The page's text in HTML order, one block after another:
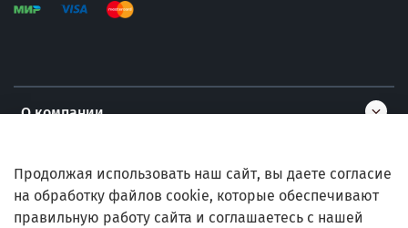
О компании
Информация
Помощь
Продолжая использовать наш сайт, вы даете согласие
на обработку файлов cookie, которые обеспечивают
правильную работу сайта и соглашаетесь с нашей